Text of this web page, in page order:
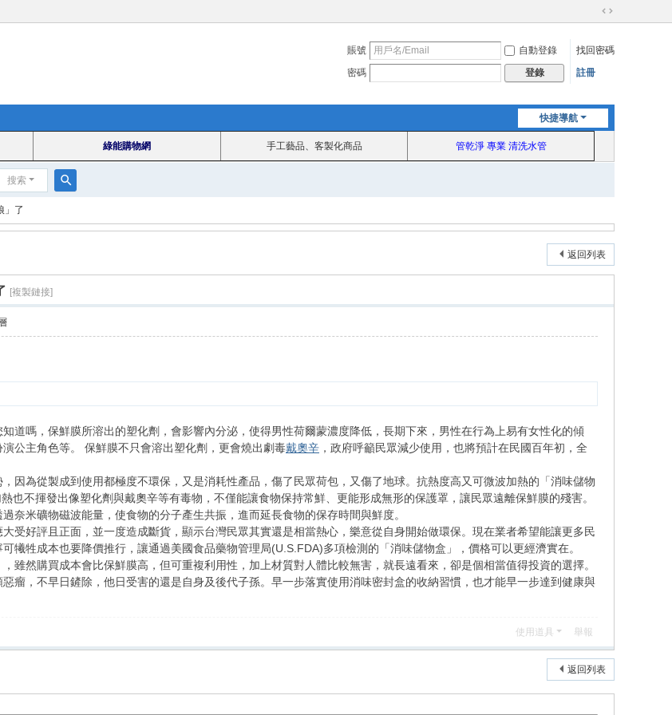
切
到
賬號 自動登錄
找回密碼
密碼
登錄 註冊
快捷導航
綠能購物網 手工藝品、客製化商品 管乾淨 專業 清洗水管
搜索
索
」了
返回列表
[複製鏈接]
道嗎，保鮮膜所溶出的塑化劑，會影響內分泌，使得男性荷爾蒙濃度降低，長期下來，男性在行為上易有女性化的傾
公主角色等。 保鮮膜不只會溶出塑化劑，更會燒出劇毒戴奧辛 ，政府呼籲民眾減少使用，也將預計在民國百年初，全
因為從製成到使用都極度不環保，又是消耗性產品，傷了民眾荷包，又傷了地球。抗熱度高又可微波加熱的「消味儲物
也不揮發出像塑化劑與戴奧辛等有毒物，不僅能讓食物保持常鮮、更能形成無形的保護罩，讓民眾遠離保鮮膜的殘害。
奈米礦物磁波能量，使食物的分子產生共振，進而延長食物的保存時間與鮮度。
大受好評且正面，並一度造成斷貨，顯示台灣民眾其實還是相當熱心，樂意從自身開始做環保。現在業者希望能讓更多民
犧牲成本也要降價推行，讓通過美國食品藥物管理局(U.S.FDA)多項檢測的「消味儲物盒」，價格可以更經濟實在。
雖然購買成本會比保鮮膜高，但可重複利用性，加上材質對人體比較無害，就長遠看來，卻是個相當值得投資的選擇。
瘤，不早日鏟除，他日受害的還是自身及後代子孫。早一步落實使用消味密封盒的收納習慣，也才能早一步達到健康與
使用道具 舉報
返回列表